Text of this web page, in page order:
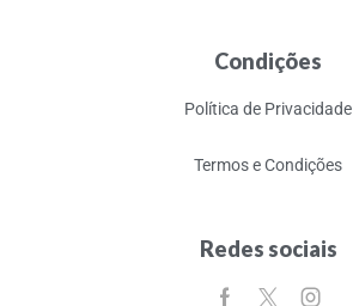
Condições
Política de Privacidade
Termos e Condições
Redes sociais